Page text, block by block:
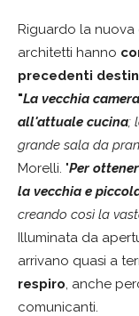
Riguardo la nuova
architetti hanno
precedenti
"La vecchia
all'attuale cucina;
grande sala da
Morelli. "Per
la vecchia e
creando così la
Illuminata da
arrivano quasi a
respiro, anche
comunicanti.